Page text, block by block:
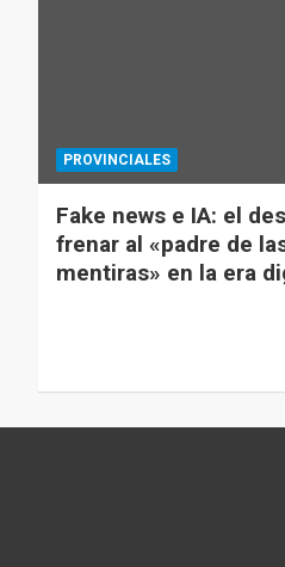
PROVINCIALES
Fake news e IA: el
frenar al «padre de
mentiras» en la era